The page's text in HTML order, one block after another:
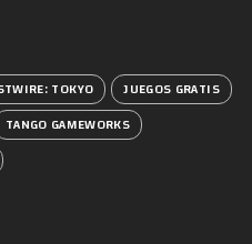
TOKYO
JUEGOS GRATIS
TANGO GAMEWORKS